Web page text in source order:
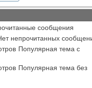
сообщения
непрочитанных
Популярная тема с
Популярная тема без